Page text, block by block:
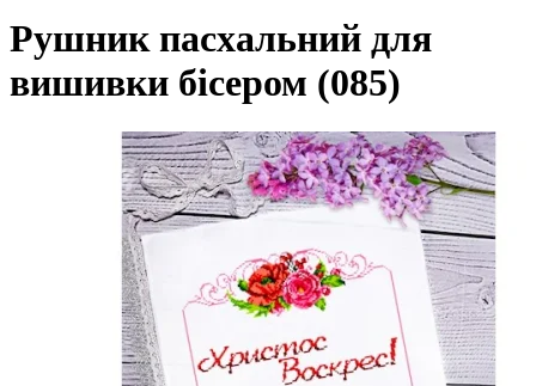
Рушник пасхальний для
вишивки бісером (085)